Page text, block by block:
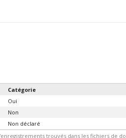
Catégorie
Oui
Non
Non déclaré
trouvés dans les fichiers de